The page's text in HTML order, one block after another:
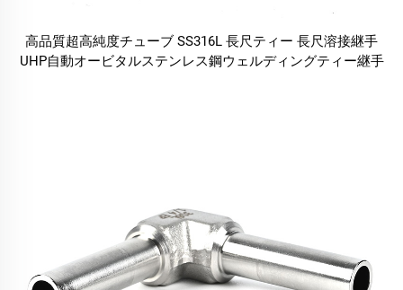
高品質超高純度チューブ SS316L 長尺ティー 長尺溶接継手
UHP自動オービタルステンレス鋼ウェルディングティー継手